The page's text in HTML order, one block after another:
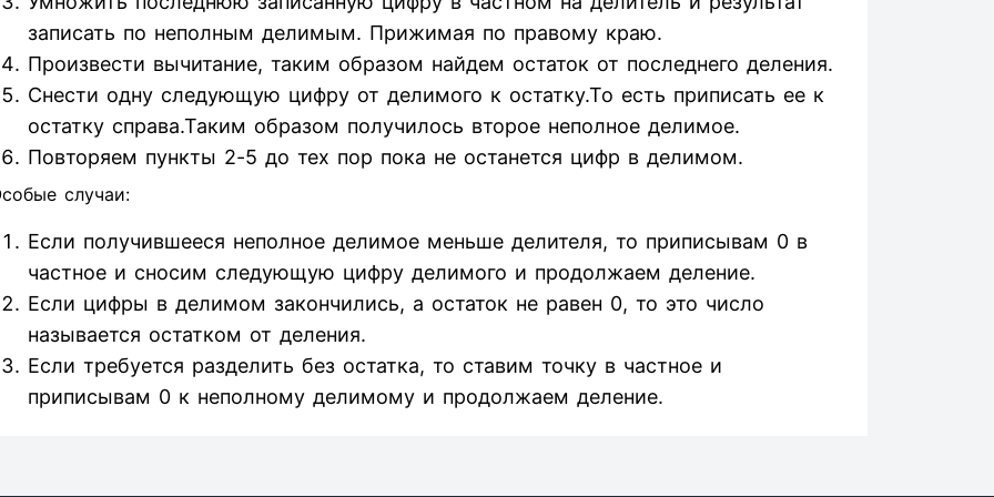
записать по неполным делимым. Прижимая по правому краю.
Произвести вычитание, таким образом найдем остаток от последнего деления.
Снести одну следующую цифру от делимого к остатку.То есть приписать ее к
остатку справа.Таким образом получилось второе неполное делимое.
Повторяем пункты 2-5 до тех пор пока не останется цифр в делимом.
случаи:
Если получившееся неполное делимое меньше делителя, то приписывам 0 в
частное и сносим следующую цифру делимого и продолжаем деление.
Если цифры в делимом закончились, а остаток не равен 0, то это число
называется остатком от деления.
Если требуется разделить без остатка, то ставим точку в частное и
приписывам 0 к неполному делимому и продолжаем деление.